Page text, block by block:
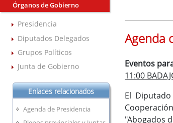
Órganos de Gobierno
Presidencia
Diputados Delegados
Grupos Políticos
Junta de Gobierno
Enlaces relacionados
Agenda de Presidencia
Agenda
Eventos
11:00
El
"Abogados